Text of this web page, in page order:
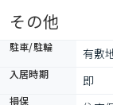
その他
駐車/駐輪 有敷
入居時期 即
損保